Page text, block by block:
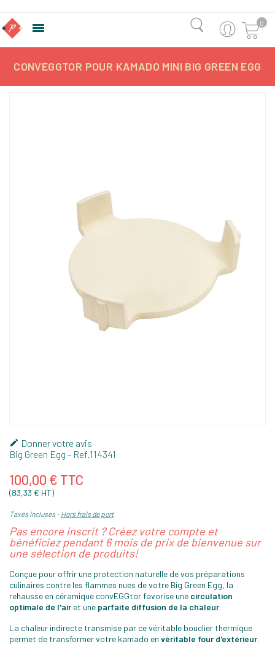
 0
CONVEGGTOR POUR KAMADO MINI BIG GREEN EGG
 Donner votre avis
Big Green Egg - Ref. 114341
100,00 € TTC
(83,33 € HT)
Taxes incluses Hors frais de port
Pas encore inscrit ? Créez votre compte et
bénéficiez pendant 6 mois de prix de bienvenue sur
une sélection de produits!
Conçue pour offrir une protection naturelle de vos préparations
culinaires contre les flammes nues de votre Big Green Egg, la
rehausse en céramique convEGGtor favorise une circulation
optimale de l'airet une parfaite diffusion de la chaleur.
La chaleur indirecte transmise par ce véritable bouclier thermique
permet de transformer votre kamado en véritable four d'extérieur.